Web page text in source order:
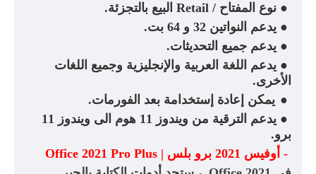
● نوع المفتاح Retail / البيع بالتجزئة.
● يدعم النواتين 32 و 64 بت
.
● يدعم جميع التحديثات.
● يدعم اللغة العربية والإنجليزية وجميع اللغات
الأخرى.
● يمكن إعادة إستخدامة بعد الفورمات.
●
يدعم الترقية من ويندوز 11 هوم الى ويندوز 11
برو.
- أوفيس 2021 برو بلس |
Office 2021 Pro Plus